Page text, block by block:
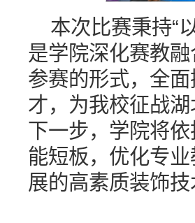
本次比赛秉持“
是学院深化赛教
参赛的形式，全
才，为我校征战
下一步，学院将
能短板，优化专
展的高素质装饰技